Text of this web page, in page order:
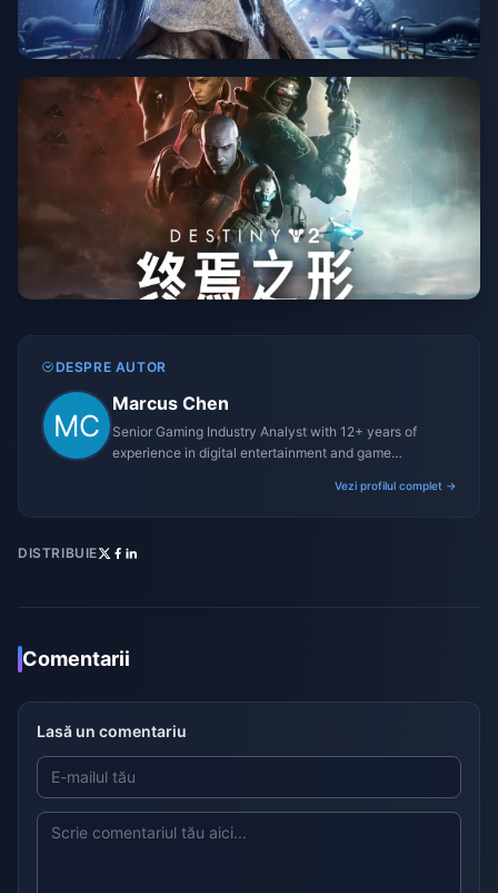
DESPRE AUTOR
Marcus Chen
Senior Gaming Industry Analyst with 12+ years of
experience in digital entertainment and game
Vezi profilul complet →
DISTRIBUIE
Comentarii
Lasă un comentariu